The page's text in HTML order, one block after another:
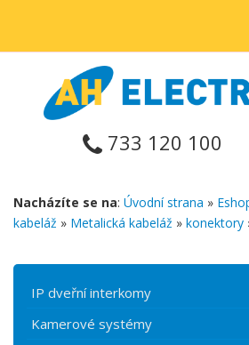
733 120 100
Nacházíte se na: Úvodní strana »
kabeláž » Metalická kabeláž » konektory
IP dveřní interkomy
Kamerové systémy